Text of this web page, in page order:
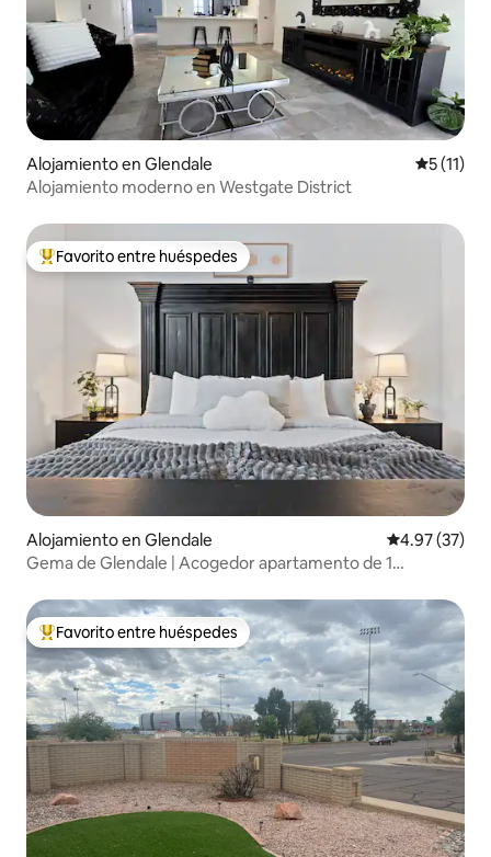
Alojamiento en Glendale
5 (11)
Alojamiento moderno en Westgate District
Favorito entre huéspedes preferido
Favorito entre huéspedes
Alojamiento en Glendale Calificación
4.97 (37)
Gema de Glendale | Acogedor apartamento de 1
Favorito entre huéspedes preferido
Favorito entre huéspedes